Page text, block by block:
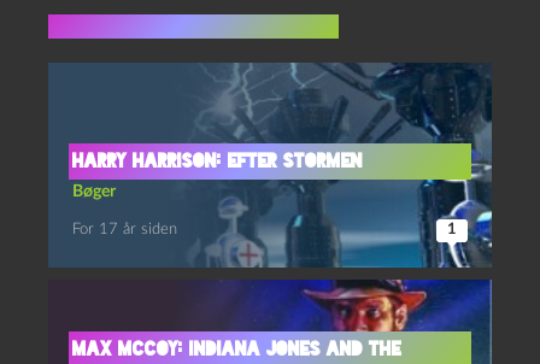
Harry Harrison: Efter stormen
Bøger
For 17 år siden 1
Max McCoy: Indiana Jones and the